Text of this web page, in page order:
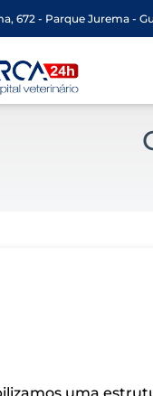
672 - Parque Jurema -